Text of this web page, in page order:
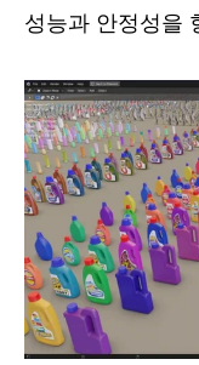
성능과 안정성을